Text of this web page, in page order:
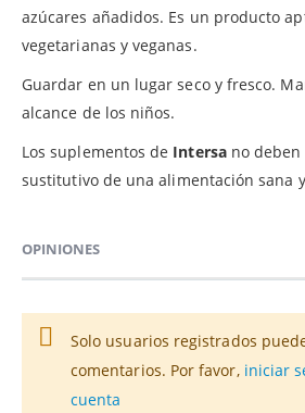
azúcares añadidos. Es un producto
vegetarianas y veganas.
Guardar en un lugar seco y fresco.
alcance de los niños.
Los suplementos de Intersa no
sustitutivo de una alimentación sana
OPINIONES
Solo usuarios registrados
comentarios. Por favor, iniciar
cuenta